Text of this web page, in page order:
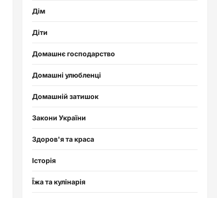
Дім
Діти
Домашнє господарство
Домашні улюбленці
Домашній затишок
Закони України
Здоров'я та краса
Історія
Їжа та кулінарія